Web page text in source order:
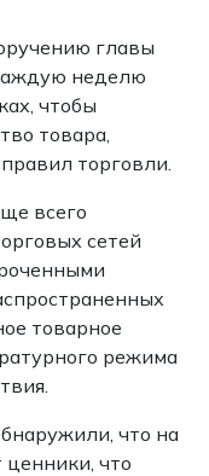
главы
неделю
чтобы
товара,
торговли.
всего
сетей
товарное
режима
что на
ценники, что